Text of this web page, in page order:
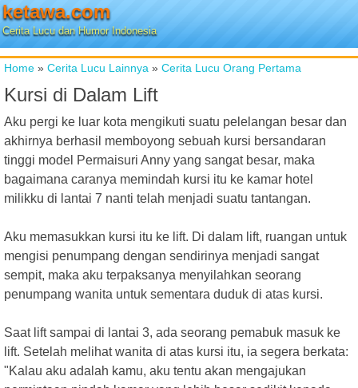
ketawa.com
Cerita Lucu dan Humor Indonesia
Home » Cerita Lucu Lainnya » Cerita Lucu Orang Pertama
Kursi di Dalam Lift
Aku pergi ke luar kota mengikuti suatu pelelangan besar dan
akhirnya berhasil memboyong sebuah kursi bersandaran
tinggi model Permaisuri Anny yang sangat besar, maka
bagaimana caranya memindah kursi itu ke kamar hotel
milikku di lantai 7 nanti telah menjadi suatu tantangan.
Aku memasukkan kursi itu ke lift. Di dalam lift, ruangan untuk
mengisi penumpang dengan sendirinya menjadi sangat
sempit, maka aku terpaksanya menyilahkan seorang
penumpang wanita untuk sementara duduk di atas kursi.
Saat lift sampai di lantai 3, ada seorang pemabuk masuk ke
lift. Setelah melihat wanita di atas kursi itu, ia segera berkata:
"Kalau aku adalah kamu, aku tentu akan mengajukan